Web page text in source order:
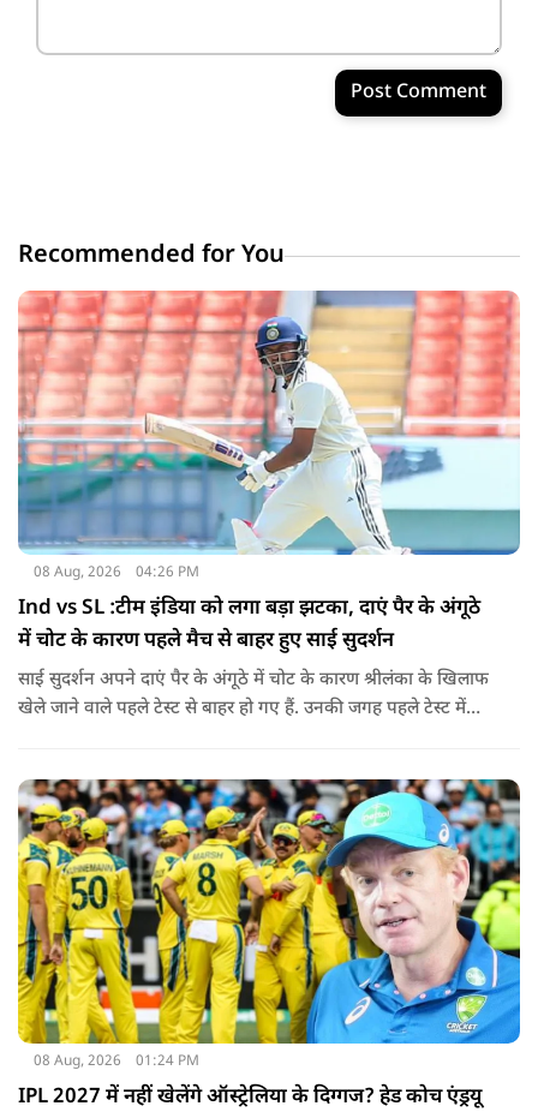
Post Comment
Recommended for You
08 Aug, 2026 04:26 PM
Ind vs SL :टीम इंडिया को लगा बड़ा झटका, दाएं पैर के अंगूठे
में चोट के कारण पहले मैच से बाहर हुए साई सुदर्शन
साई सुदर्शन अपने दाएं पैर के अंगूठे में चोट के कारण श्रीलंका के खिलाफ
खेले जाने वाले पहले टेस्ट से बाहर हो गए हैं. उनकी जगह पहले टेस्ट में
08 Aug, 2026 01:24 PM
IPL 2027 में नहीं खेलेंगे ऑस्ट्रेलिया के दिग्गज? हेड कोच एंड्रयू